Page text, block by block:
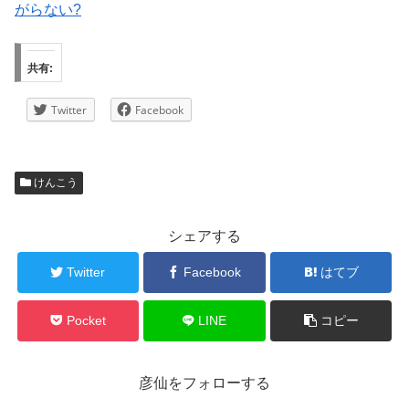
がらない?
共有:
Twitter Facebook
けんこう
シェアする
Twitter Facebook はてブ
Pocket LINE コピー
彦仙をフォローする